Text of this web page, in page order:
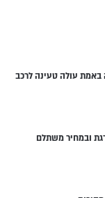
באמת עולה טעינה לרכב